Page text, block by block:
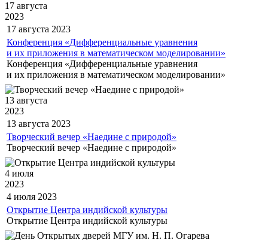
17 августа
2023
17 августа 2023
Конференция «Дифференциальные уравнения
и их приложения в математическом моделировании»
Конференция «Дифференциальные уравнения
и их приложения в математическом моделировании»
13 августа
2023
13 августа 2023
Творческий вечер «Наедине с природой»
Творческий вечер «Наедине с природой»
4 июля
2023
4 июля 2023
Открытие Центра индийской культуры
Открытие Центра индийской культуры